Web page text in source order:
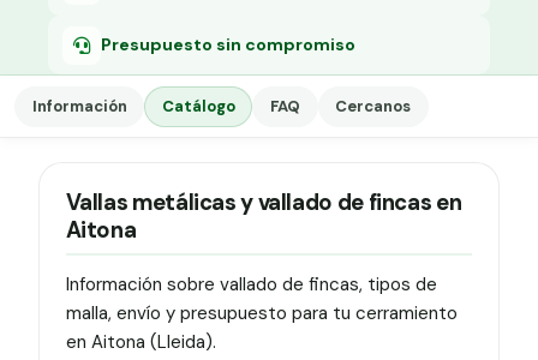
Presupuesto sin compromiso
Información Catálogo FAQ Cercanos
Vallas metálicas y vallado de fincas en
Aitona
Información sobre vallado de fincas, tipos de
malla, envío y presupuesto para tu cerramiento
en Aitona (Lleida).